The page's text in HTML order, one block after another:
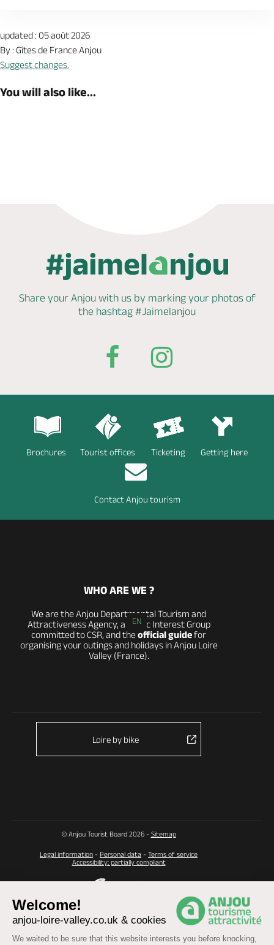
Welcome!
anjou-loire-valley.co.uk & cookies
We waited to be sure that this website interests you before knocking,
updated : 05 août 2026
By : Gîtes de France Anjou
Suggest changes.
You will also like...
Share your Anjou with us by markingyour photos of
the hashtag #Jaimelanjou
Brochures Tourist offices Ticketing Getting here
Contact Anjou tourism
EN
WHO ARE WE ?
We are the Anjou Departmental Tourism and
Attractiveness Agency, a Public Interest Group
committed to CSR, and theofficial guidefor
organising your outings and holidays in Anjou Loire
Valley (France).
Loire by bike
© Anjou Tourist Board 2026 - Sitemap
Legal information - Personal data - Terms of service
Accessibility: partially compliant